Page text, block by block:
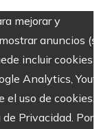
mejorar y
anuncios
incluir cookies
Analytics,
uso de cookies.
Privacidad. Por